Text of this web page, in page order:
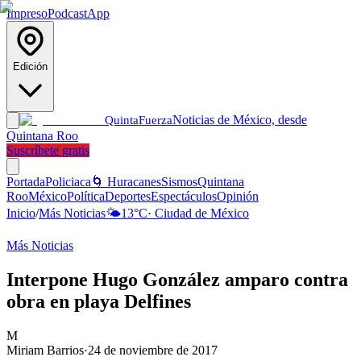
ImpresoPodcastApp
Edición
QuintaFuerzaNoticias de México, desde
Quintana Roo
Suscríbete gratis
PortadaPoliciaca 🌀 HuracanesSismosQuintana
RooMéxicoPolíticaDeportesEspectáculosOpinión
Inicio/Más Noticias🌤️13°C· Ciudad de México
Más Noticias
Interpone Hugo González amparo contra
obra en playa Delfines
M
Miriam Barrios·24 de noviembre de 2017